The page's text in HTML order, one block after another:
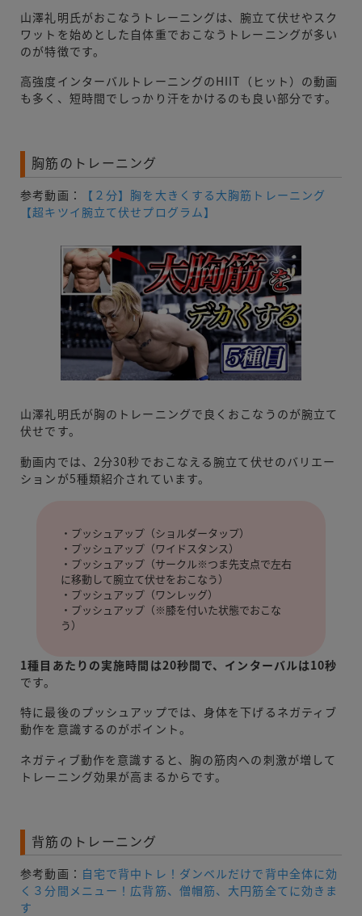
山澤礼明氏がおこなうトレーニングは、腕立て伏せやスク
ワットを始めとした自体重でおこなうトレーニングが多い
のが特徴です。
高強度インターバルトレーニングのHIIT（ヒット）の動画
も多く、短時間でしっかり汗をかけるのも良い部分です。
胸筋のトレーニング
参考動画：
【２分】胸を大きくする大胸筋トレーニング
【超キツイ腕立て伏せプログラム】
山澤礼明氏が胸のトレーニングで良くおこなうのが腕立て
伏せです。
動画内では、2分30秒でおこなえる腕立て伏せのバリエー
ションが5種類紹介されています。
・プッシュアップ（ショルダータップ）
・プッシュアップ（ワイドスタンス）
・プッシュアップ（サークル※つま先支点で左右
に移動して腕立て伏せをおこなう）
・プッシュアップ（ワンレッグ）
・プッシュアップ（※膝を付いた状態でおこな
う）
1種目あたりの実施時間は20秒間で、インターバルは10秒
です。
特に最後のプッシュアップでは、身体を下げるネガティブ
動作を意識するのがポイント。
ネガティブ動作を意識すると、胸の筋肉への刺激が増して
トレーニング効果が高まるからです。
背筋のトレーニング
参考動画： 自宅で背中トレ！ダンベルだけで背中全体に効
く３分間メニュー！広背筋、僧帽筋、大円筋全てに効きま
す